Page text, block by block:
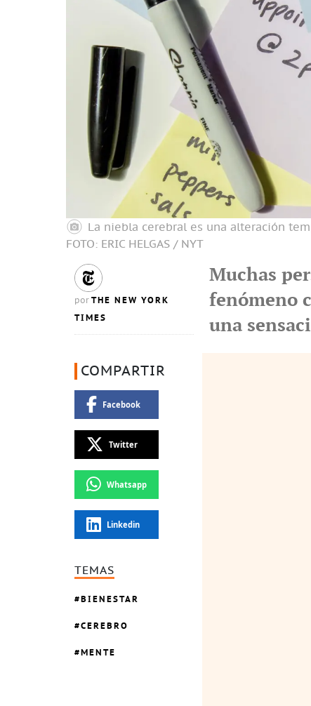
La niebla cerebral es una alteración
FOTO: ERIC HELGAS / NYT
por THE NEW YORK
TIMES
COMPARTIR
Facebook
Twitter
Whatsapp
Linkedin
TEMAS
BIENESTAR
CEREBRO
MENTE
Muchas
fenómeno
una